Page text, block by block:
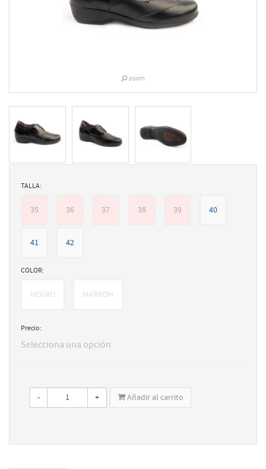
TALLA:
35 36 37 38 39 40
41 42
COLOR:
NEGRO MARRON
Precio:
Selecciona una opción
- + Añadir al carrito